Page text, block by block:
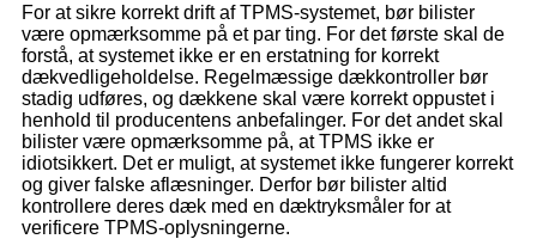
For at sikre korrekt drift af TPMS-systemet, bør bilister
være opmærksomme på et par ting. For det første skal de
forstå, at systemet ikke er en erstatning for korrekt
dækvedligeholdelse. Regelmæssige dækkontroller bør
stadig udføres, og dækkene skal være korrekt oppustet i
henhold til producentens anbefalinger. For det andet skal
bilister være opmærksomme på, at TPMS ikke er
idiotsikkert. Det er muligt, at systemet ikke fungerer korrekt
og giver falske aflæsninger. Derfor bør bilister altid
kontrollere deres dæk med en dæktryksmåler for at
verificere TPMS-oplysningerne.